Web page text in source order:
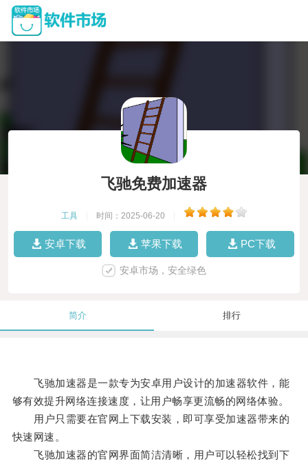
飞驰免费加速器
工具 时间：2025-06-20
安卓下载 苹果下载 PC下载
安卓市场，安全绿色
简介 排行
飞驰加速器是一款专为安卓用户设计的加速器软件，能
够有效提升网络连接速度，让用户畅享更流畅的网络体验。
用户只需要在官网上下载安装，即可享受加速器带来的
快速网速。
飞驰加速器的官网界面简洁清晰，用户可以轻松找到下